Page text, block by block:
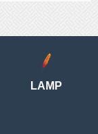
LAMP